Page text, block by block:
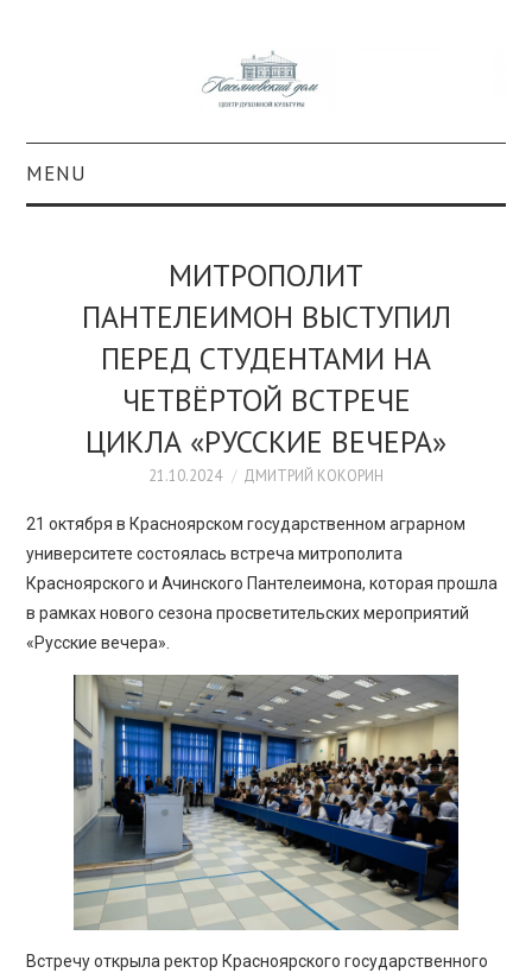
MENU
КОЛЛЕКЦИИ
#КАСДОМ
КУЛЬТУРА
ОБРАЗОВАНИЕ
ПРОСВЕЩЕНИЕ
МИТРОПОЛИТ
ПАНТЕЛЕИМОН ВЫСТУПИЛ
ПЕРЕД СТУДЕНТАМИ НА
ЧЕТВЁРТОЙ ВСТРЕЧЕ
ЦИКЛА «РУССКИЕ ВЕЧЕРА»
21.10.2024 ДМИТРИЙ КОКОРИН
21 октября в Красноярском государственном аграрном
университете состоялась встреча митрополита
Красноярского и Ачинского Пантелеимона, которая прошла
в рамках нового сезона просветительских мероприятий
«Русские вечера».
Встречу открыла ректор Красноярского государственного